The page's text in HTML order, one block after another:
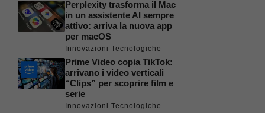
Perplexity trasforma il Mac
in un assistente AI sempre
attivo: arriva la nuova app
per macOS
Innovazioni Tecnologiche
Prime Video copia TikTok:
arrivano i video verticali
“Clips” per scoprire film e
serie
Innovazioni Tecnologiche